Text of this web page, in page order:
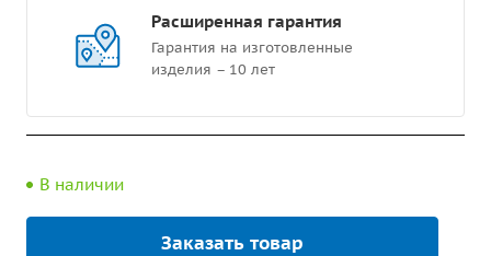
Расширенная гарантия
Гарантия на изготовленные
изделия – 10 лет
В наличии
Заказать товар